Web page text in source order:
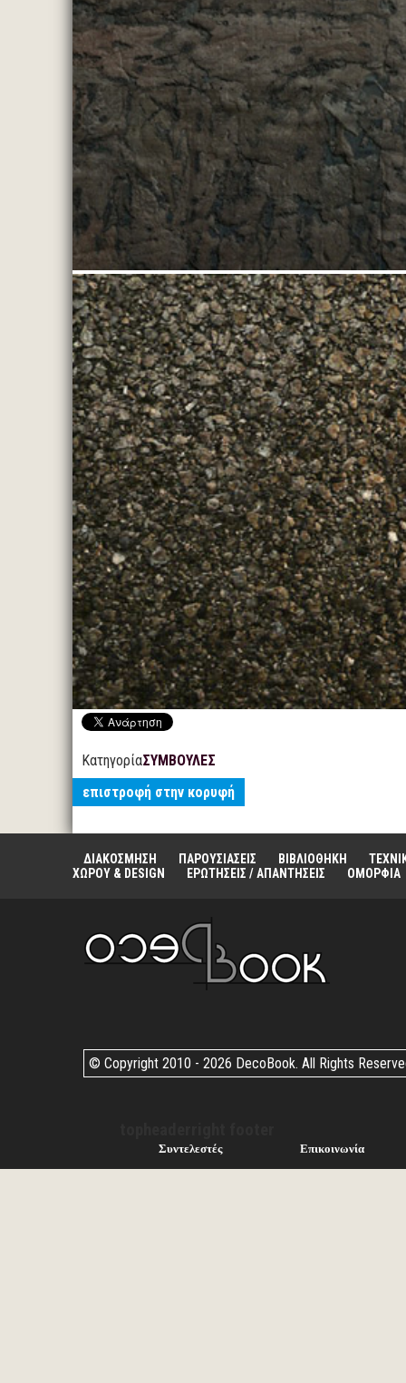
ΚατηγορίαΣΥΜΒΟΥΛΕΣ
επιστροφή στην κορυφή
ΔΙΑΚΟΣΜΗΣΗ ΠΑΡΟΥΣΙΑΣΕΙΣ ΒΙΒΛΙΟΘΗΚΗ
ΧΩΡΟΥ & DESIGN
ΕΡΩΤΗΣΕΙΣ / ΑΠΑΝΤΗΣΕΙΣ ΟΜΟΡΦΙΑ
© Copyright 2010 - 2026 DecoBook. All Rights
Συντελεστές Επικοινωνία